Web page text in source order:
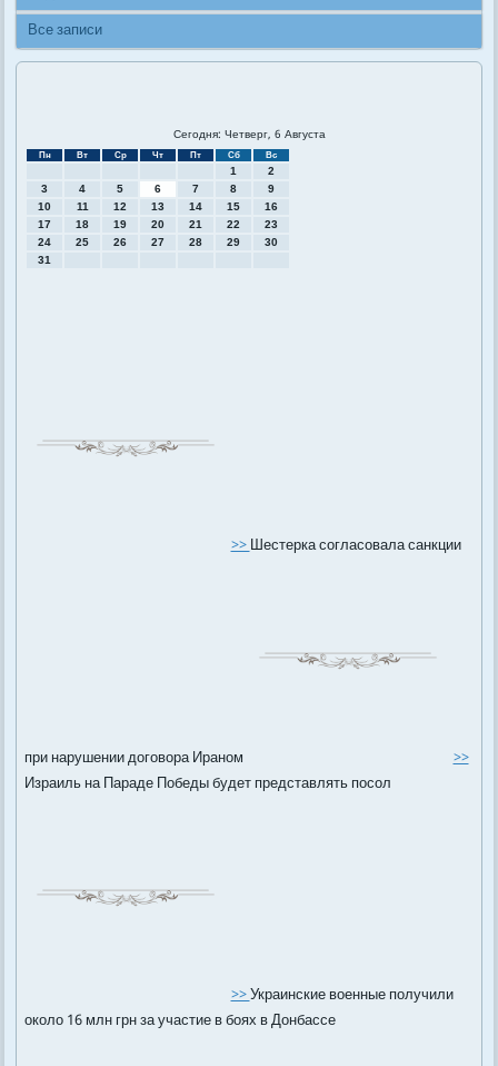
Все записи
Сегодня: Четверг, 6 Августа
Пн Вт Ср Чт Пт Сб Вс
1
2
3
4 5 6 7 8
9
10
11 12 13 14 15
16
17
18 19 20 21 22
23
24
25 26 27 28 29
30
31
>>Шестерка согласовала санкции
при нарушении договора Ираном
>>
Израиль на Параде Победы будет представлять посол
>>Украинские военные получили
около 16 млн грн за участие в боях в Донбассе